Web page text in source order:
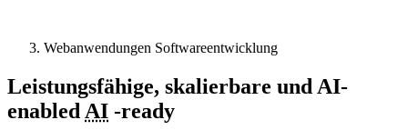
Webanwendungen Softwareentwicklung
Leistungsfähige, skalierbare und AI-
enabled AI -ready